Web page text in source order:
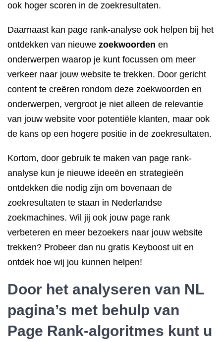
ook hoger scoren in de zoekresultaten.
Daarnaast kan page rank-analyse ook helpen bij het
ontdekken van nieuwe zoekwoorden en
onderwerpen waarop je kunt focussen om meer
verkeer naar jouw website te trekken. Door gericht
content te creëren rondom deze zoekwoorden en
onderwerpen, vergroot je niet alleen de relevantie
van jouw website voor potentiële klanten, maar ook
de kans op een hogere positie in de zoekresultaten.
Kortom, door gebruik te maken van page rank-
analyse kun je nieuwe ideeën en strategieën
ontdekken die nodig zijn om bovenaan de
zoekresultaten te staan in Nederlandse
zoekmachines. Wil jij ook jouw page rank
verbeteren en meer bezoekers naar jouw website
trekken? Probeer dan nu gratis Keyboost uit en
ontdek hoe wij jou kunnen helpen!
Door het analyseren van NL
pagina’s met behulp van
Page Rank-algoritmes kunt u